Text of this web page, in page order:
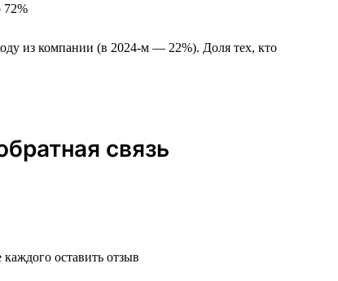
72%
из компании (в 2024-м — 22%). Доля тех, кто
связь
оставить отзыв